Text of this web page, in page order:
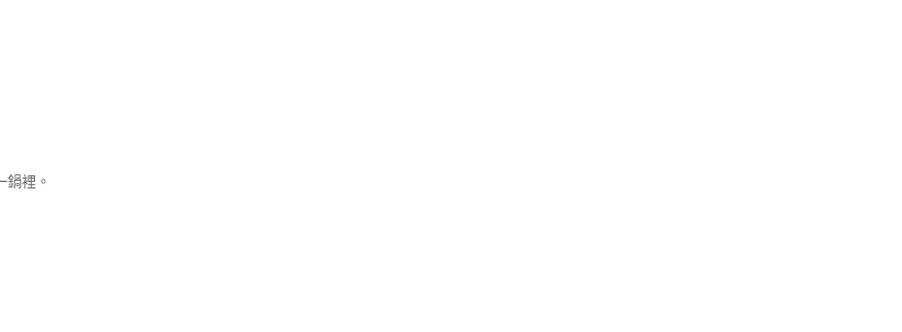
鍋裡。